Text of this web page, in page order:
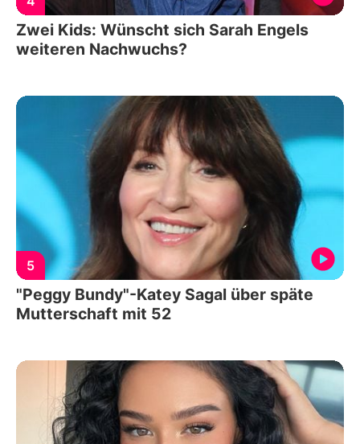
Zwei Kids: Wünscht sich Sarah Engels
weiteren Nachwuchs?
5
"Peggy Bundy"-Katey Sagal über späte
Mutterschaft mit 52